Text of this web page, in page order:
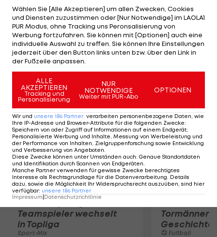
starke Leistung: Der Innsbrucker steht in der
Starting Five und kommt in 14 Minuten auf neun
Punkte (4/4 aus dem Feld) und sechs Rebounds
(fünf davon offensiv). Daniel Hackett führt die
Gäste mit 23 Punkten und neun Assists an.
Mehr zum Thema
Karrieresprung! ÖVV-
Teamspieler wechselt
in Topliga
Sport-Mix
Tormänner
Geschichte
Fußball
Wählen Sie [Alle Akzeptieren] um allen Zwecken, Cookies
und Diensten zuzustimmen oder [Nur Notwendige] im LAOLA1
PUR Modus, ohne Tracking uns Peronsalisierung von
Werbung fortzufahren. Sie können mit [Optionen] auch eine
individuelle Auswahl zu treffen. Sie können Ihre Einstellungen
jederzeit über den Button links unten bzw. über den Link in
der Fußzeile anpassen.
ALLE
AKZEPTIEREN
Tracking und
Personalisierung
NUR
NOTWENDIGE
Weiter mit PUR-Abo
OPTIONEN
Wir und unsere 186 Partner verarbeiten personenbezogene Daten, wie
Ihre IP-Adresse und Browser-Attribute für die folgenden Zwecke:
Speichern von oder Zugriff auf Informationen auf einem Endgerät;
Personalisierte Werbung und Inhalte, Messung von Werbeleistung und
der Performance von Inhalten, Zielgruppenforschung sowie Entwicklung
und Verbesserung von Angeboten.
Diese Zwecke können unter Umständen auch: Genaue Standortdaten
und Identifikation durch Scannen von Endgeräten.
Manche Partner verwenden für gewisse Zwecke berechtigtes
Interesse als Rechtsgrundlage für die Datenverarbeitung. Details
dazu, sowie die Möglichkeit Ihr Widerspruchsrecht auszuüben, sind hier
verfügbar: unsere 186 Partner
Impressum Datenschutzrichtlinie